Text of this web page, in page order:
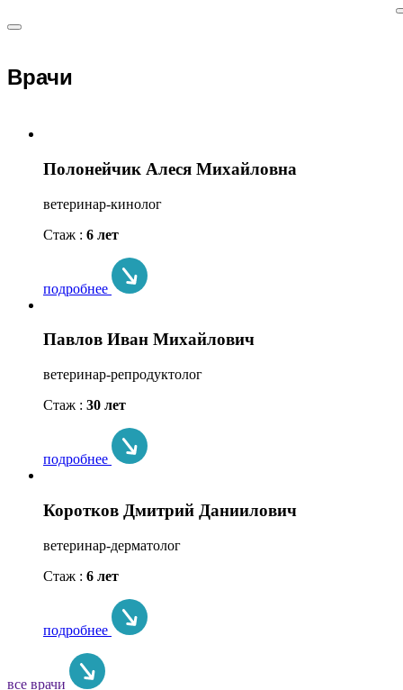
Врачи
Полонейчик Алеся Михайловна
ветеринар-кинолог
Стаж : 6 лет
подробнее
Павлов Иван Михайлович
ветеринар-репродуктолог
Стаж : 30 лет
подробнее
Коротков Дмитрий Даниилович
ветеринар-дерматолог
Стаж : 6 лет
подробнее
все врачи